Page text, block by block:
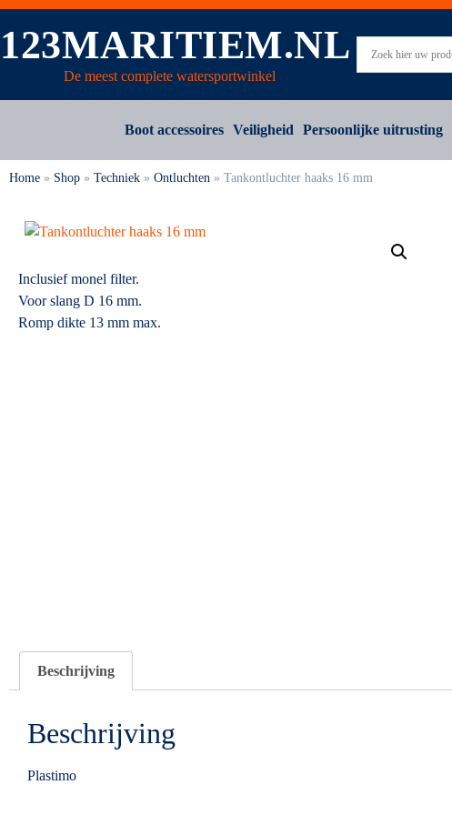
123MARITIEM.NL
De meest complete watersportwinkel
Boot accessoires Veiligheid Persoonlijke uitrusting
Home » Shop » Techniek » Ontluchten » Tankontluchter haaks 16 mm
Inclusief monel filter.
Voor slang D 16 mm.
Romp dikte 13 mm max.
Beschrijving
Beschrijving
Plastimo